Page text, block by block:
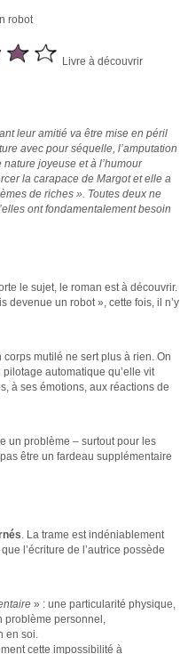
robot
Livre à découvrir
leur amitié va être mise en péril
avec pour séquelle, l’amputation
nature joyeuse et à l’humour
la carapace de Margot et elle a
de riches ». Toutes deux ne
ont fondamentalement besoin
le sujet, le roman est à découvrir.
devenue un robot », cette fois, il n’y
mutilé ne sert plus à rien. On
automatique qu’elle vit
à ses émotions, aux réactions de
un problème – surtout pour les
être un fardeau supplémentaire
. La trame est indéniablement
l’écriture de l’autrice possède
» : une particularité physique,
problème personnel,
en soi.
cette impossibilité à